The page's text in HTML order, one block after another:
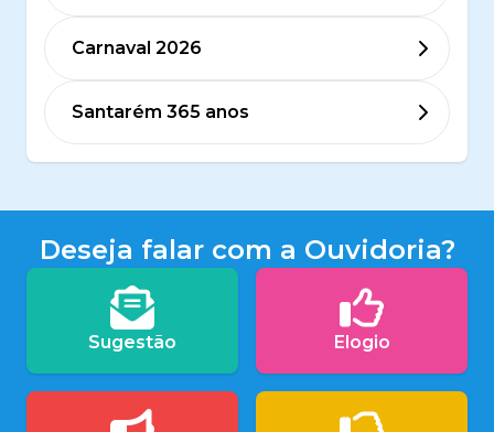
Carnaval 2026
Santarém 365 anos
Deseja falar com a Ouvidoria?
Sugestão Elogio